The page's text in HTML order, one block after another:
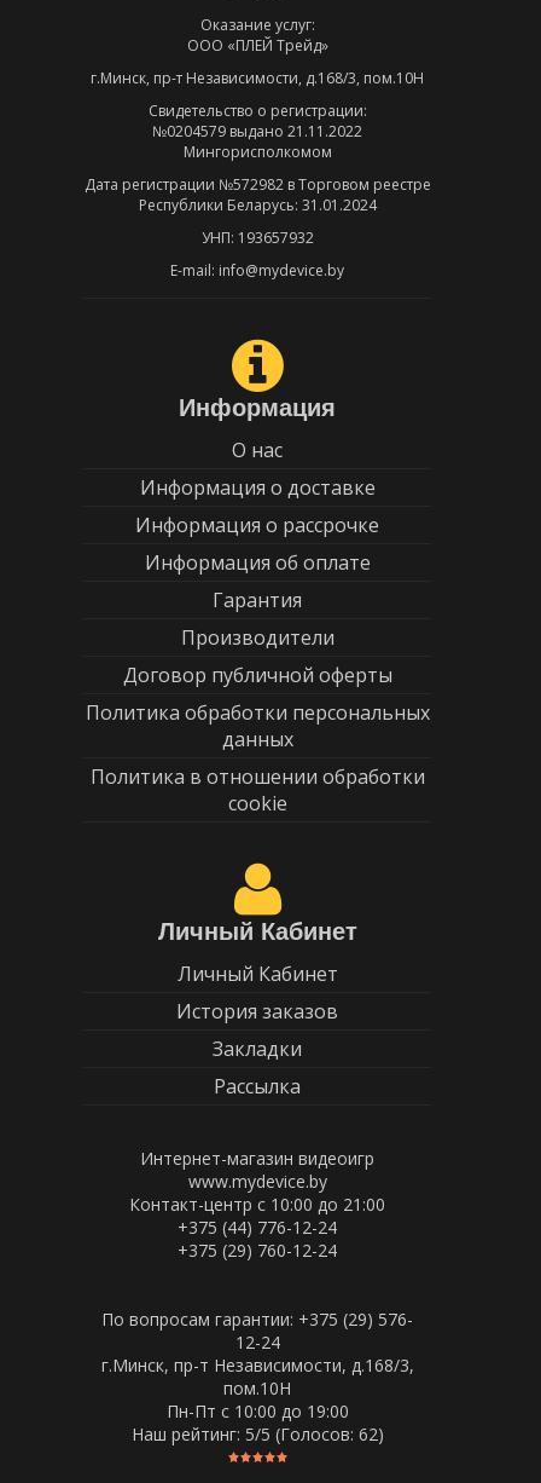
Оказание услуг:
ООО «ПЛЕЙ Трейд»
г.Минск, пр-т Независимости, д.168/3, пом.10Н
Свидетельство о регистрации:
№0204579 выдано 21.11.2022
Мингорисполкомом
Дата регистрации №572982 в Торговом реестре
Республики Беларусь: 31.01.2024
УНП: 193657932
E-mail: info@mydevice.by
Информация
О нас
Информация о доставке
Информация о рассрочке
Информация об оплате
Гарантия
Производители
Договор публичной оферты
Политика обработки персональных
данных
Политика в отношении обработки
cookie
Личный Кабинет
Личный Кабинет
История заказов
Закладки
Рассылка
Интернет-магазин видеоигр
www.mydevice.by
Контакт-центр с 10:00 до 21:00
+375 (44) 776-12-24
+375 (29) 760-12-24
По вопросам гарантии: +375 (29) 576-
12-24
г.Минск, пр-т Независимости, д.168/3,
пом.10Н
Пн-Пт c 10:00 до 19:00
Наш рейтинг: 5/5 (Голосов: 62)